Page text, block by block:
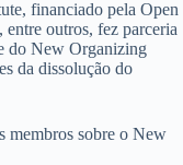
financiado pela Open
outros, fez parceria
do New Organizing
da dissolução do
membros sobre o New